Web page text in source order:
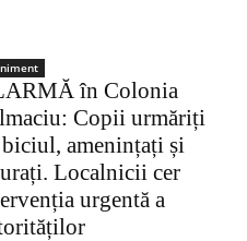
în Colonia
Copii urmăriți
amenințați și
Localnicii cer
urgentă a